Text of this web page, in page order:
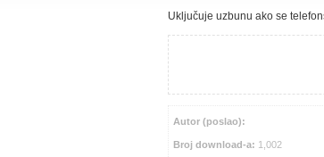
Uključuje uzbunu ako se
Autor (poslao):
Broj download-a: 1,002